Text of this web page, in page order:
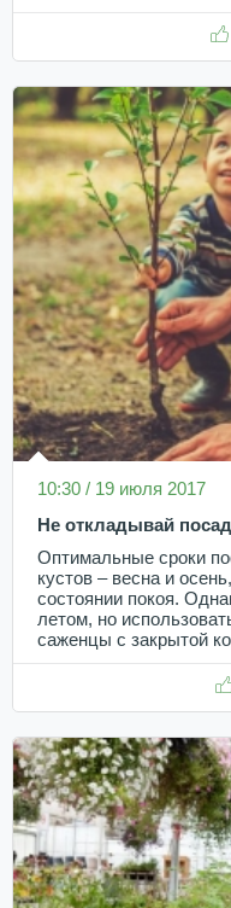
10:30 / 19 июля 2017
Не откладывай
Оптимальные сроки
кустов – весна и
состоянии покоя.
летом, но
саженцы с закрытой